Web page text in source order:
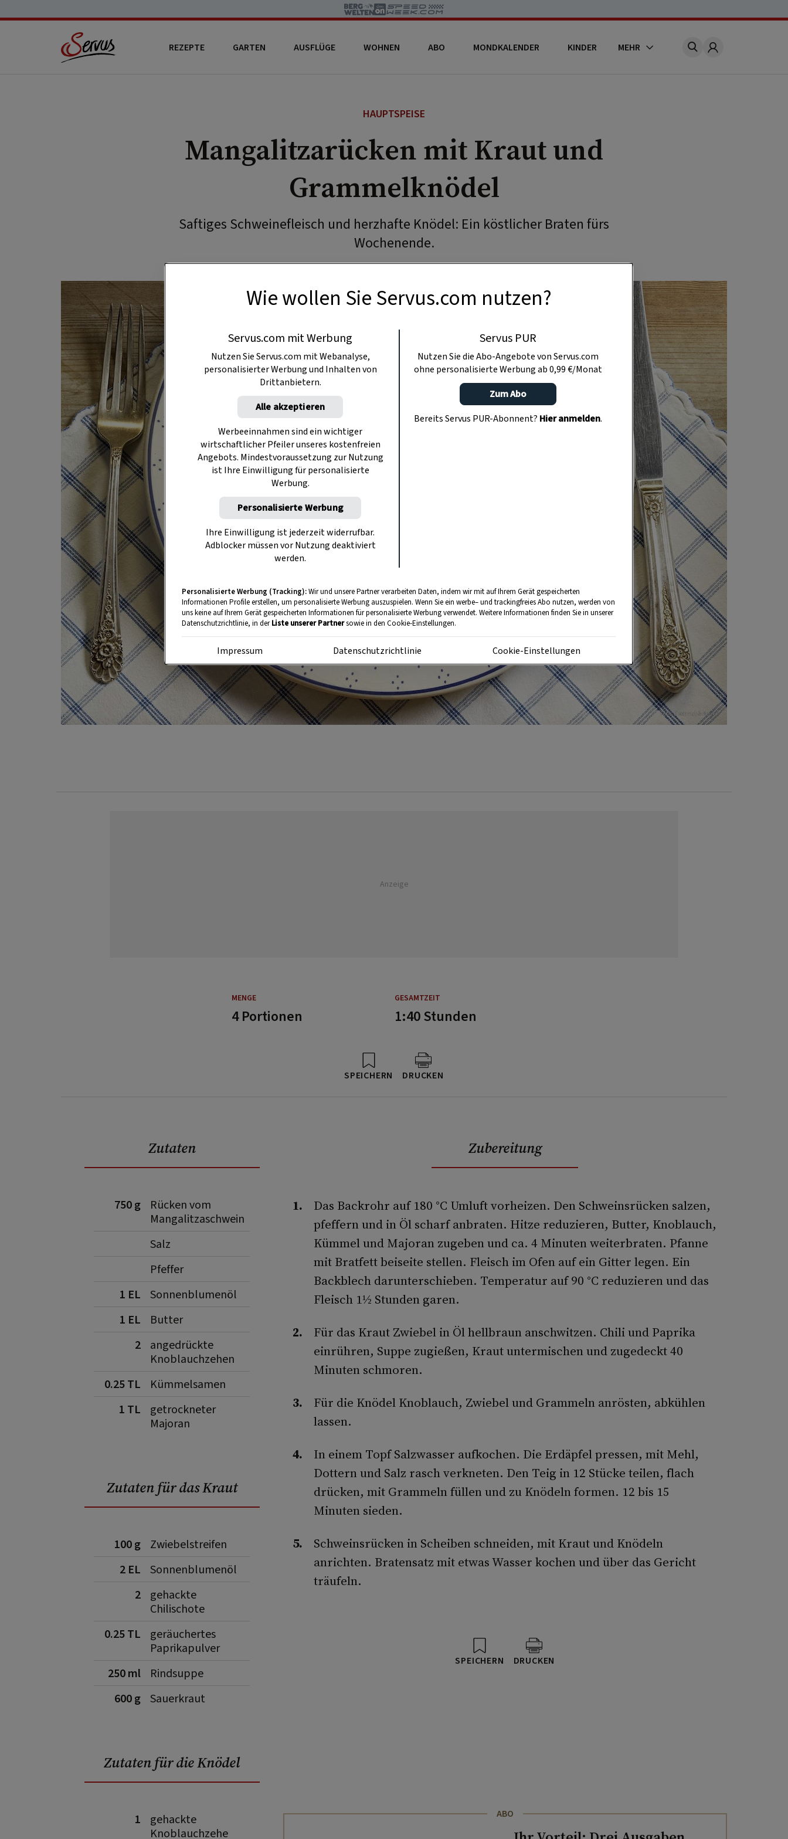
REZEPTE GARTEN AUSFLÜGE WOHNEN ABO MONDKALENDER KINDER MEHR Account
HAUPTSPEISE
Mangalitzarücken mit Kraut und
Grammelknödel
Saftiges Schweinefleisch und herzhafte Knödel: Ein köstlicher Braten fürs
Wochenende.
Foto: Eisenhut & Mayer
Anzeige
MENGE GESAMTZEIT
4 Portionen 1:40 Stunden
SPEICHERN DRUCKEN
Zutaten
750 g
Rücken vom
Mangalitzaschwein
Salz
Pfeffer
1 EL
Sonnenblumenöl
1 EL
Butter
2
angedrückte
Knoblauchzehen
0.25 TL
Kümmelsamen
1 TL
getrockneter
Majoran
Zutaten für das Kraut
100 g
Zwiebelstreifen
2 EL
Sonnenblumenöl
2
gehackte
Chilischote
0.25 TL
geräuchertes
Paprikapulver
250 ml
Rindsuppe
600 g Sauerkraut
Zutaten für die Knödel
1
gehackte
Knoblauchzehe
Zubereitung
Das Backrohr auf 180 °C Umluft vorheizen. Den Schweinsrücken salzen,
pfeffern und in Öl scharf anbraten. Hitze reduzieren, Butter, Knoblauch,
Kümmel und Majoran zugeben und ca. 4 Minuten weiterbraten. Pfanne
mit Bratfett beiseite stellen. Fleisch im Ofen auf ein Gitter legen. Ein
Backblech darunterschieben. Temperatur auf 90 °C reduzieren und das
Fleisch 1½ Stunden garen.
Für das Kraut Zwiebel in Öl hellbraun anschwitzen. Chili und Paprika
einrühren, Suppe zugießen, Kraut untermischen und zugedeckt 40
Minuten schmoren.
Für die Knödel Knoblauch, Zwiebel und Grammeln anrösten, abkühlen
lassen.
In einem Topf Salzwasser aufkochen. Die Erdäpfel pressen, mit Mehl,
Dottern und Salz rasch verkneten. Den Teig in 12 Stücke teilen, flach
drücken, mit Grammeln füllen und zu Knödeln formen. 12 bis 15
Minuten sieden.
Schweinsrücken in Scheiben schneiden, mit Kraut und Knödeln
anrichten. Bratensatz mit etwas Wasser kochen und über das Gericht
träufeln.
SPEICHERN DRUCKEN
ABO
Wie wollen Sie Servus.com nutzen?
Servus.com mit Werbung
Nutzen Sie Servus.com mit Webanalyse,
personalisierter Werbung und Inhalten von
Drittanbietern.
Alle akzeptieren
Werbeeinnahmen sind ein wichtiger
wirtschaftlicher Pfeiler unseres kostenfreien
Angebots. Mindestvoraussetzung zur Nutzung
ist Ihre Einwilligung für personalisierte
Werbung.
Personalisierte Werbung
Ihre Einwilligung ist jederzeit widerrufbar.
Adblocker müssen vor Nutzung deaktiviert
werden.
Servus PUR
Nutzen Sie die Abo-Angebote von Servus.com
ohne personalisierte Werbung ab 0,99 €/Monat
Zum Abo
Bereits Servus PUR-Abonnent? Hier anmelden.
Personalisierte Werbung (Tracking):Wir und unsere Partner verarbeiten Daten, indem wir mit auf Ihrem Gerät gespeicherten
Informationen Profile erstellen, um personalisierte Werbung auszuspielen. Wenn Sie ein werbe– und trackingfreies Abo nutzen, werden von
uns keine auf Ihrem Gerät gespeicherten Informationen für personalisierte Werbung verwendet. Weitere Informationen finden Sie in unserer
Datenschutzrichtlinie, in derListe unserer Partnersowie in den Cookie-Einstellungen.
Impressum Datenschutzrichtlinie Cookie-Einstellungen